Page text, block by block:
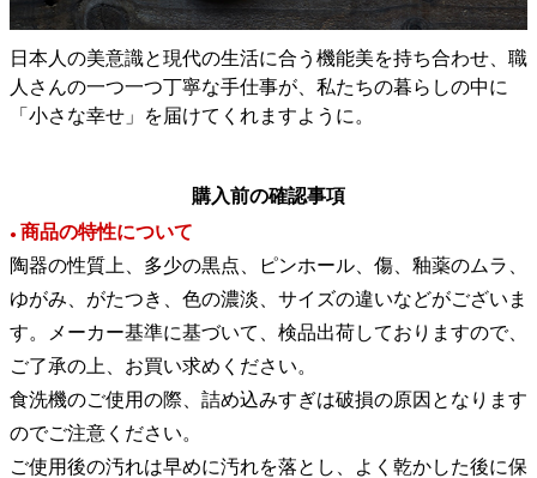
日本人の美意識と現代の生活に合う機能美を持ち合わせ、職
人さんの一つ一つ丁寧な手仕事が、私たちの暮らしの中に
「小さな幸せ」を届けてくれますように。
購入前の確認事項
● 商品の特性について
陶器の性質上、多少の黒点、ピンホール、傷、釉薬のムラ、
ゆがみ、がたつき、色の濃淡、サイズの違いなどがございま
す。メーカー基準に基づいて、検品出荷しておりますので、
ご了承の上、お買い求めください。
食洗機のご使用の際、詰め込みすぎは破損の原因となります
のでご注意ください。
ご使用後の汚れは早めに汚れを落とし、よく乾かした後に保